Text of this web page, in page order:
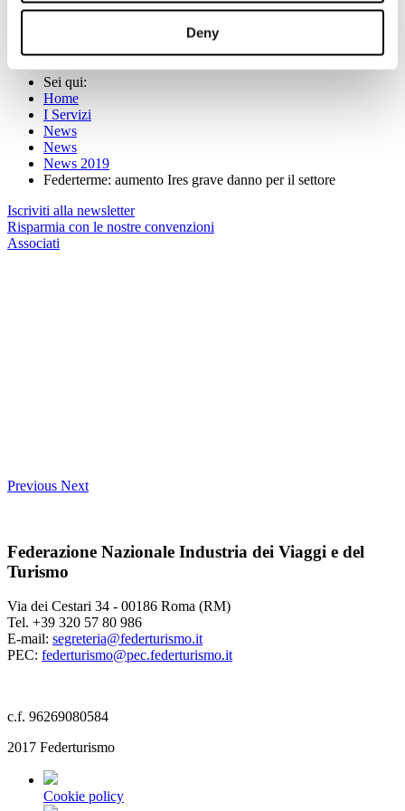
Deny
ingiustificato il settore termale, assestando un durissimo colpo ad
(Per maggiori informazioni:segreteria@federterme.it)
Sei qui:
Home
I Servizi
News
News
News 2019
Federterme: aumento Ires grave danno per il settore
Iscriviti alla newsletter
Risparmia con le nostre convenzioni
Associati
Previous Next
Federazione Nazionale Industria dei Viaggi e del
Turismo
Via dei Cestari 34 - 00186 Roma (RM)
Tel. +39 320 57 80 986
E-mail: segreteria@federturismo.it
PEC: federturismo@pec.federturismo.it
c.f. 96269080584
2017 Federturismo
Cookie policy